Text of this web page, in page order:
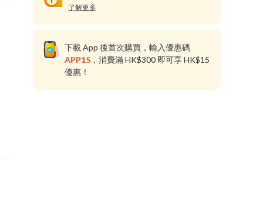
了解更多
下載 App 後首次購買，輸入優惠碼
APP15 ，消費滿 HK$300 即可享 HK$15
優惠！